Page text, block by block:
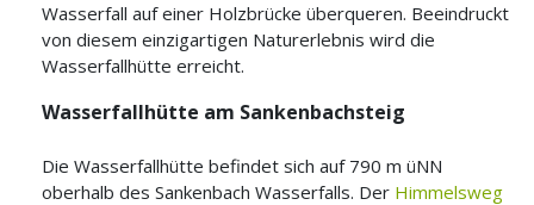
Wasserfall auf einer Holzbrücke überqueren. Beeindruckt
von diesem einzigartigen Naturerlebnis wird die
Wasserfallhütte erreicht.
Wasserfallhütte am Sankenbachsteig
Die Wasserfallhütte befindet sich auf 790 m üNN
oberhalb des Sankenbach Wasserfalls. Der Himmelsweg